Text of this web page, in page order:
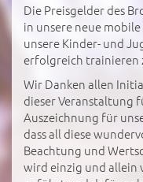
Die Preisgelder des
in unsere neue
unsere Kinder- und
erfolgreich trainieren
Wir Danken allen
dieser Veranstaltung
Auszeichnung für
dass all diese
Beachtung und
wird einzig und allein